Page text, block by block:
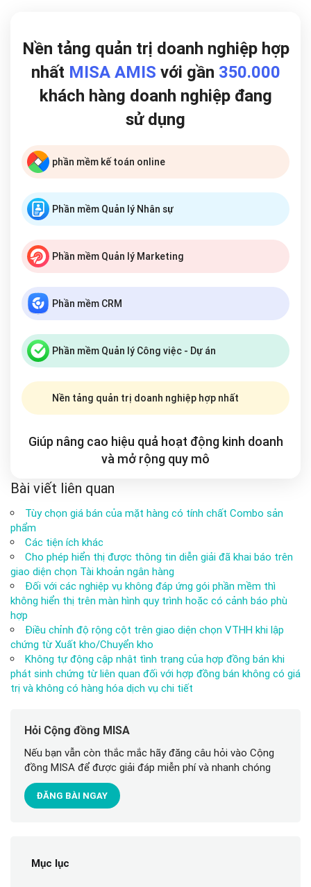
Nền tảng quản trị doanh nghiệp hợp
nhất MISA AMIS với gần 350.000
khách hàng doanh nghiệp đang
sử dụng
phần mềm kế toán online
Phần mềm Quản lý Nhân sự
Phần mềm Quản lý Marketing
Phần mềm CRM
Phần mềm Quản lý Công việc - Dự án
Nền tảng quản trị doanh nghiệp hợp nhất
Giúp nâng cao hiệu quả hoạt động kinh doanh
và mở rộng quy mô
Bài viết liên quan
Tùy chọn giá bán của mặt hàng có tính chất Combo sản
phẩm
Các tiện ích khác
Cho phép hiển thị được thông tin diễn giải đã khai báo trên
giao diện chọn Tài khoản ngân hàng
Đối với các nghiệp vụ không đáp ứng gói phần mềm thì
không hiển thị trên màn hình quy trình hoặc có cảnh báo phù
hợp
Điều chỉnh độ rộng cột trên giao diện chọn VTHH khi lập
chứng từ Xuất kho/Chuyển kho
Không tự động cập nhật tình trạng của hợp đồng bán khi
phát sinh chứng từ liên quan đối với hợp đồng bán không có giá
trị và không có hàng hóa dịch vụ chi tiết
Hỏi Cộng đồng MISA
Nếu bạn vẫn còn thắc mắc hãy đăng câu hỏi vào Cộng
đồng MISA để được giải đáp miễn phí và nhanh chóng
ĐĂNG BÀI NGAY
Mục lục